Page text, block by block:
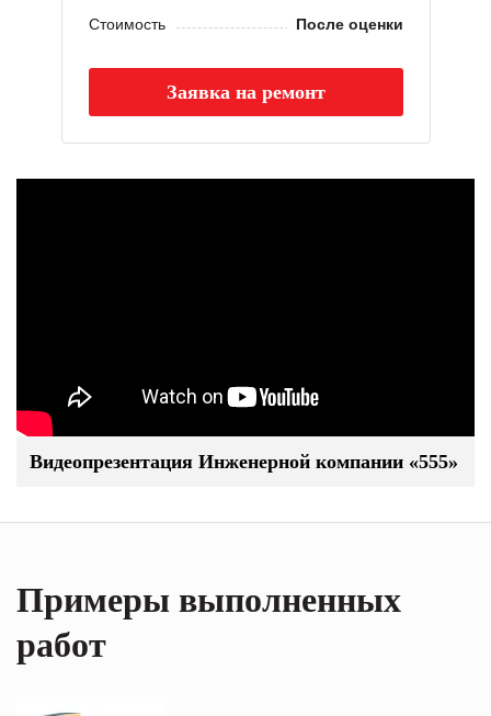
Стоимость После оценки
Заявка на ремонт
Видеопрезентация Инженерной компании «555»
Примеры выполненных
работ